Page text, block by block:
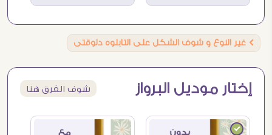
Ö غير النوع و شوف الشكل على التابلوه دلوقتى
إختار موديل البرواز شوف الفرق هنا